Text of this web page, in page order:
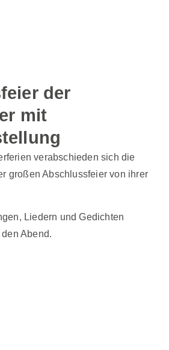
der
mit
verabschieden sich die
großen Abschlussfeier von ihrer
Liedern und Gedichten
Abend.